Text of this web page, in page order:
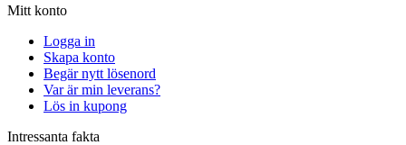
Mitt konto
Logga in
Skapa konto
Begär nytt lösenord
Var är min leverans?
Lös in kupong
Intressanta fakta